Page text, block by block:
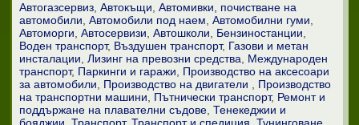
Автогазсервиз Автокъщи Автомивки, почистване на
автомобили Автомобили под наем Автомобилни гуми
Автоморги Автосервизи Автошколи
Бензиностанции
Воден транспорт Въздушен транспорт Газови и метан
инсталации Лизинг на превозни средства
Международен
транспорт Паркинги и гаражи
Производство на аксесоари
за автомобили
Производство на двигатели
Производство
на транспортни машини
Пътнически транспорт Ремонт и
поддържане на плавателни съдове Тенекеджии и